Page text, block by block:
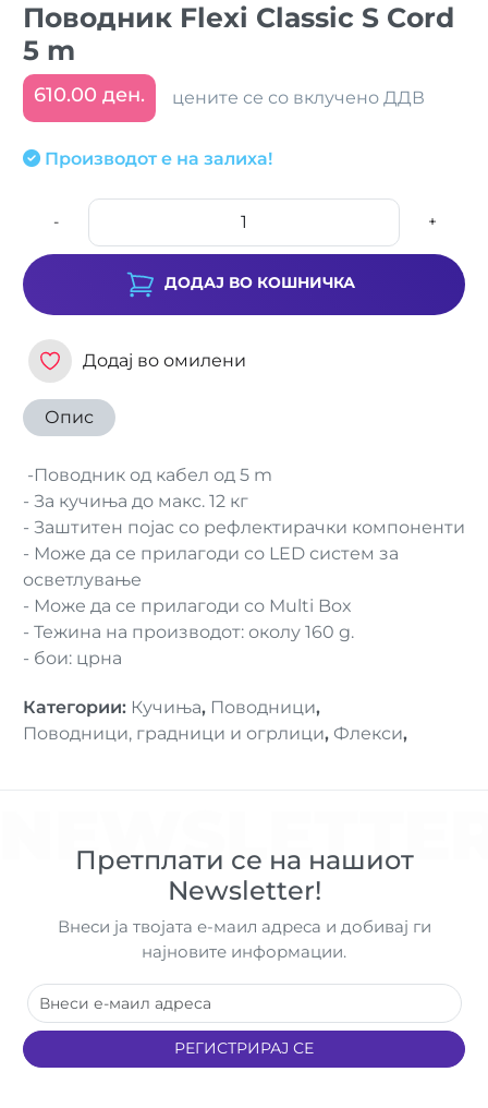
Поводник Flexi Classic S Cord
5 m
610.00 ден. цените се со вклучено ДДВ
Производот е на залиха!
- +
ДОДАЈ ВО КОШНИЧКА
Додај во омилени
Опис
-Поводник од кабел од 5 m
- За кучиња до макс. 12 кг
- Заштитен појас со рефлектирачки компоненти
- Може да се прилагоди со LED систем за
осветлување
- Може да се прилагоди со Multi Box
- Тежина на производот: околу 160 g.
- бои: црна
Категории: Кучиња, Поводници,
Поводници, градници и огрлици, Флекси,
Претплати се на нашиот
Newsletter!
Внеси ја твојата е-маил адреса и добивај ги
најновите информации.
РЕГИСТРИРАЈ СЕ